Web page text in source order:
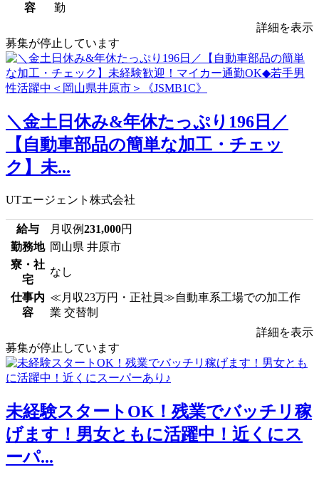
容
勤
詳細を表示
募集が停止しています
＼金土日休み&年休たっぷり196日／
【自動車部品の簡単な加工・チェッ
ク】未...
UTエージェント株式会社
給与 月収例231,000円
勤務地 岡山県 井原市
寮・社
宅
なし
仕事内
容
≪月収23万円・正社員≫自動車系工場での加工作
業 交替制
詳細を表示
募集が停止しています
未経験スタートOK！残業でバッチリ稼
げます！男女ともに活躍中！近くにス
ーパ...